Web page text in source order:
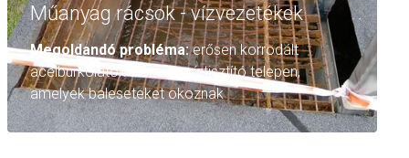
Műanyag rácsok - vízvezetékek
Megoldandó probléma:erősen korrodált
acélburkolatok a szennyvíztisztító telepen,
amelyek baleseteket okoznak